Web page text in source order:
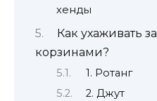
хенды
Как ухаживать
корзинами?
1. Ротанг
2. Джут